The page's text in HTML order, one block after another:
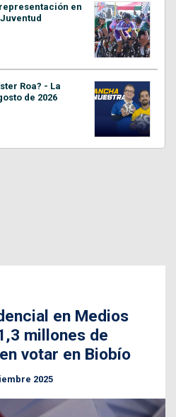
en
Roa? - La
de 2026
en Medios
millones de
votar en Biobío
2025